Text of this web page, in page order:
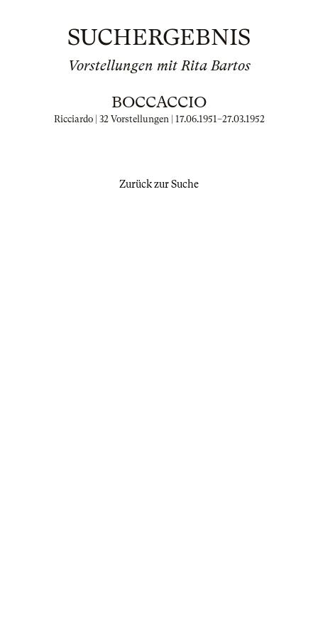
SUCHERGEBNIS
Vorstellungen mit Rita Bartos
BOCCACCIO
Ricciardo | 32 Vorstellungen | 17.06.1951–27.03.1952
Zurück zur Suche